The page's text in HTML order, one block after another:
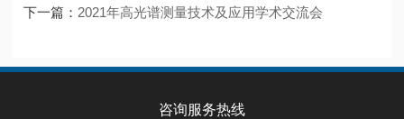
下一篇： 2021年高光谱测量技术及应用学术交流会
咨询服务热线